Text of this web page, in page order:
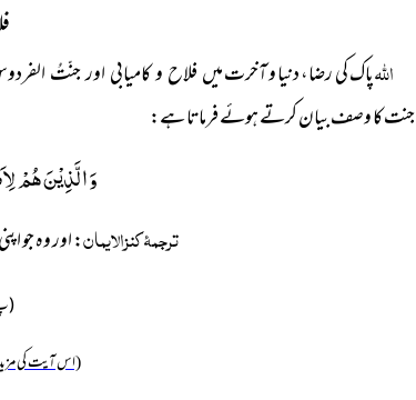
اللہپاک کی رضا، دنیا و آخرتمیں فلاح و کامیابی اور جنّتُ
جنت کا وصف بیان کرتے ہوئے فرماتا ہے:
وَ الَّذِیْنَ هُمْ
ترجمۂ کنزالایمان: اور وہ جو
(پ18،
(اس آیت کی